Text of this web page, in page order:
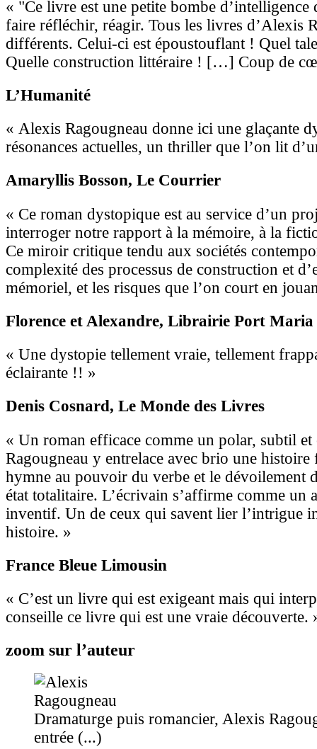
« "Ce livre est une petite bombe d’intelligence
faire réfléchir, réagir. Tous les livres d’Alexis
différents. Celui-ci est époustouflant ! Quel
Quelle construction littéraire ! […] Coup de
L’Humanité
« Alexis Ragougneau donne ici une glaçante
résonances actuelles, un thriller que l’on lit
Amaryllis Bosson, Le Courrier
« Ce roman dystopique est au service d’un
interroger notre rapport à la mémoire, à la
Ce miroir critique tendu aux sociétés
complexité des processus de construction et
mémoriel, et les risques que l’on court en
Florence et Alexandre, Librairie Port Maria
« Une dystopie tellement vraie, tellement
éclairante !! »
Denis Cosnard, Le Monde des Livres
« Un roman efficace comme un polar, subtil
Ragougneau y entrelace avec brio une
hymne au pouvoir du verbe et le dévoilement
état totalitaire. L’écrivain s’affirme comme un
inventif. Un de ceux qui savent lier l’intrigue
histoire. »
France Bleue Limousin
« C’est un livre qui est exigeant mais qui
conseille ce livre qui est une vraie découverte.
zoom sur l’auteur
Dramaturge puis romancier, Alexis
entrée (...)